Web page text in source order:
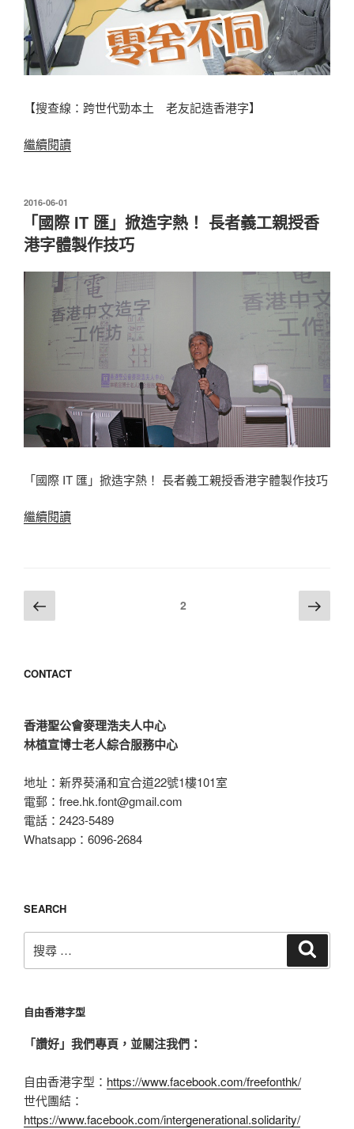
【搜查線：跨世代勁本土 老友記造香港字】
繼續閱讀“跨
本
土
老
友
記
造
香
港
字”
發
2016-06-01
「國際 IT 匯」掀造字熱！ 長者義工親授香
港字體製作技巧
「國際 IT 匯」掀造字熱！ 長者義工親授香港字體製作技巧
繼續閱讀“「國
長
工
親
香
港
字
體
文
章
覽
上
一
頁2 下
一
CONTACT
香港聖公會麥理浩夫人中心
林植宣博士老人綜合服務中心
地址：新界葵涌和宜合道22號1樓101室
電郵： free.hk.font@gmail.com
電話：2423-5489
Whatsapp：6096-2684
SEARCH
尋：
自由香港字型
「讚好」我們專頁，並關注我們：
自由香港字型： https://www.facebook.com/freefonthk/
世代團結：
https://www.facebook.com/intergenerational.solidarity/